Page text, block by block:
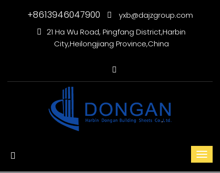
+8613946047900
yxb@dajzgroup.com
21 Ha Wu Road, Pingfang District,Harbin
City,Heilongjiang Province,China